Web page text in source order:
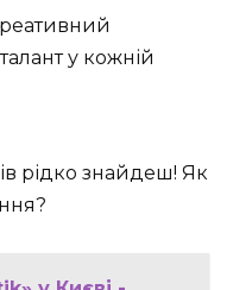
у кожній
рідко знайдеш! Як